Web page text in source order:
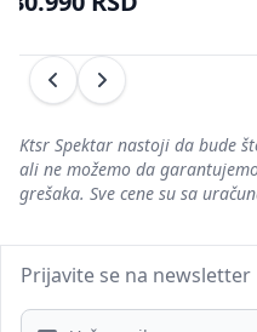
Prethodni
Sledeći
Ktsr Spektar nastoji da bude
ali ne možemo da
grešaka. Sve cene su sa
Prijavite se na newsletter
Email address